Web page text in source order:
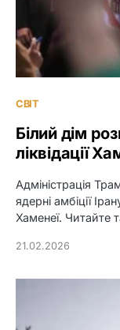
СВІТ
Білий дім
ліквідації
Адміністрація
ядерні амбіції
Хаменеї. Читайте
21.02.2026